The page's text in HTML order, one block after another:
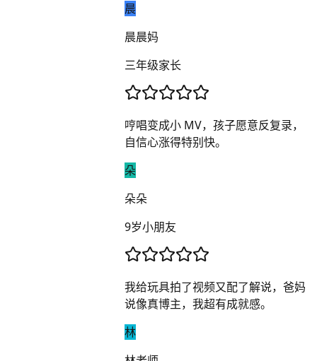
晨
晨晨妈
三年级家长
哼唱变成小 MV，孩子愿意反复录，
自信心涨得特别快。
朵
朵朵
9岁小朋友
我给玩具拍了视频又配了解说，爸妈
说像真博主，我超有成就感。
林